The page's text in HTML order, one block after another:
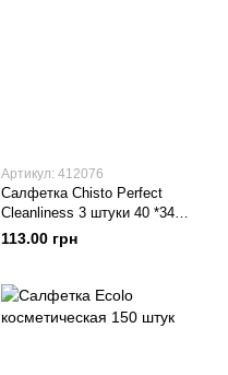
Артикул: 412076
Салфетка Chisto Perfect
Cleanliness 3 штуки 40 *34
nano-Микрофибра
113.00 грн